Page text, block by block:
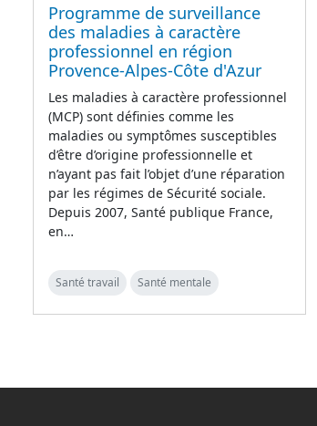
Programme de surveillance
des maladies à caractère
professionnel en région
Provence-Alpes-Côte d'Azur
Les maladies à caractère professionnel
(MCP) sont définies comme les
maladies ou symptômes susceptibles
d’être d’origine professionnelle et
n’ayant pas fait l’objet d’une réparation
par les régimes de Sécurité sociale.
Depuis 2007, Santé publique France,
en…
Santé travail Santé mentale